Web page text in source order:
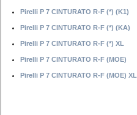
Pirelli P 7 CINTURATO R-F (*) (K1)
Pirelli P 7 CINTURATO R-F (*) (KA)
Pirelli P 7 CINTURATO R-F (*) XL
Pirelli P 7 CINTURATO R-F (MOE)
Pirelli P 7 CINTURATO R-F (MOE) XL